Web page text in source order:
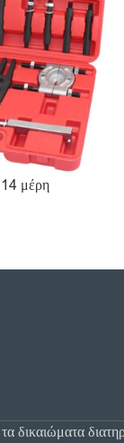
μέρη